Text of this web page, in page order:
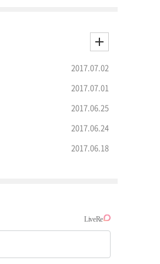
2017.07.02
2017.07.01
2017.06.25
2017.06.24
2017.06.18